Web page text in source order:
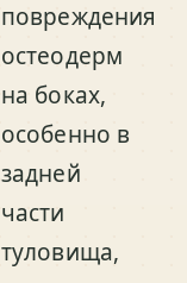
повреждения
остеодерм
на боках,
особенно в
задней
части
туловища,